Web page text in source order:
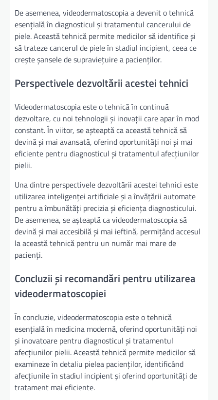
De asemenea, videodermatoscopia a devenit o tehnică
esențială în diagnosticul și tratamentul cancerului de
piele. Această tehnică permite medicilor să identifice și
să trateze cancerul de piele în stadiul incipient, ceea ce
crește șansele de supraviețuire a pacienților.
Perspectivele dezvoltării acestei tehnici
Videodermatoscopia este o tehnică în continuă
dezvoltare, cu noi tehnologii și inovații care apar în mod
constant. În viitor, se așteaptă ca această tehnică să
devină și mai avansată, oferind oportunități noi și mai
eficiente pentru diagnosticul și tratamentul afecțiunilor
pielii.
Una dintre perspectivele dezvoltării acestei tehnici este
utilizarea inteligenței artificiale și a învățării automate
pentru a îmbunătăți precizia și eficiența diagnosticului.
De asemenea, se așteaptă ca videodermatoscopia să
devină și mai accesibilă și mai ieftină, permițând accesul
la această tehnică pentru un număr mai mare de
pacienți.
Concluzii și recomandări pentru utilizarea
videodermatoscopiei
În concluzie, videodermatoscopia este o tehnică
esențială în medicina modernă, oferind oportunități noi
și inovatoare pentru diagnosticul și tratamentul
afecțiunilor pielii. Această tehnică permite medicilor să
examineze în detaliu pielea pacienților, identificând
afecțiunile în stadiul incipient și oferind oportunități de
tratament mai eficiente.